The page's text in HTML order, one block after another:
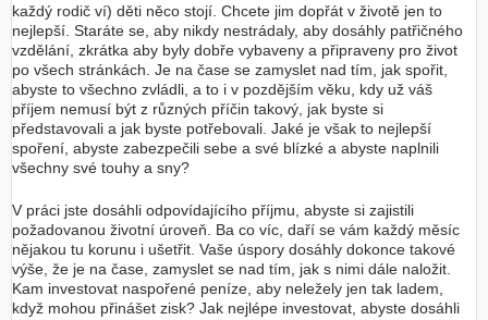
každý rodič ví) děti něco stojí. Chcete jim dopřát v životě jen to
nejlepší. Staráte se, aby nikdy nestrádaly, aby dosáhly patřičného
vzdělání, zkrátka aby byly dobře vybaveny a připraveny pro život
po všech stránkách. Je na čase se zamyslet nad tím, jak spořit,
abyste to všechno zvládli, a to i v pozdějším věku, kdy už váš
příjem nemusí být z různých příčin takový, jak byste si
představovali a jak byste potřebovali. Jaké je však to nejlepší
spoření, abyste zabezpečili sebe a své blízké a abyste naplnili
všechny své touhy a sny?
V práci jste dosáhli odpovídajícího příjmu, abyste si zajistili
požadovanou životní úroveň. Ba co víc, daří se vám každý měsíc
nějakou tu korunu i ušetřit. Vaše úspory dosáhly dokonce takové
výše, že je na čase, zamyslet se nad tím, jak s nimi dále naložit.
Kam investovat naspořené peníze, aby neležely jen tak ladem,
když mohou přinášet zisk? Jak nejlépe investovat, abyste dosáhli